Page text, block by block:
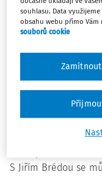
teď?
Jaká je
formování
Rozhovor s Jiřím
rozhodnutí ani
na chyby, jak
S Jiřím Brédou se
souhlasu. Data
obsahu webu přímo Vám
souborů cookie